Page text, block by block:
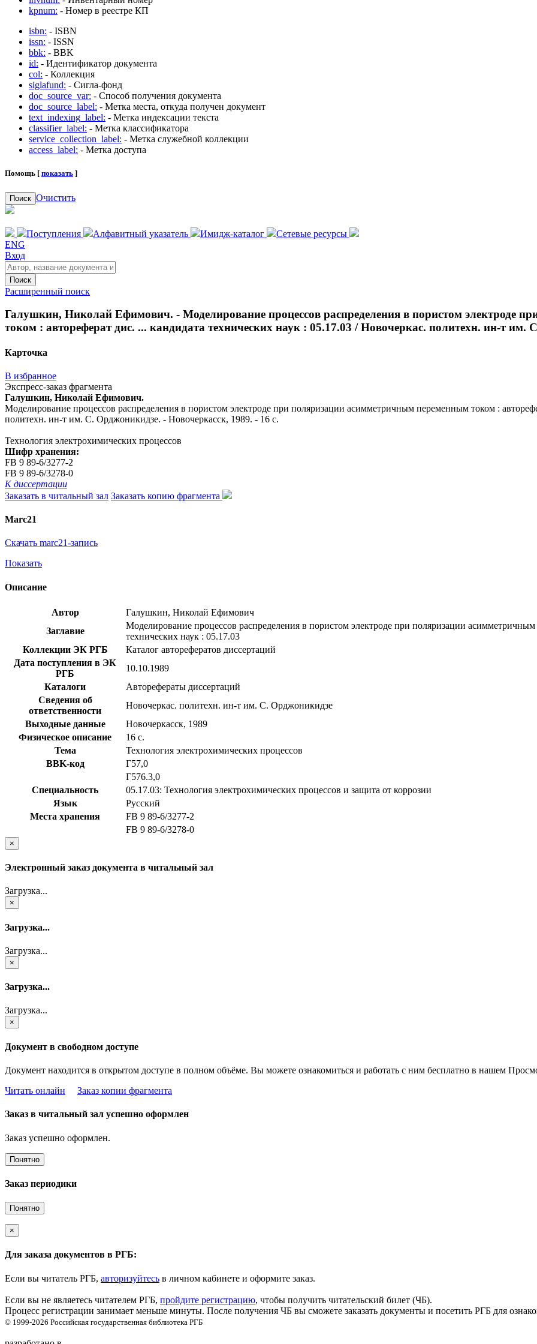
kpnum: - Номер в реестре КП
isbn: - ISBN
issn: - ISSN
bbk: - BBK
id: - Идентификатор документа
col: - Коллекция
siglafund: - Сигла-фонд
doc_source_var: - Способ получения документа
doc_source_label: - Метка места, откуда получен документ
text_indexing_label: - Метка индексации текста
classifier_label: - Метка классификатора
service_collection_label: - Метка служебной коллекции
access_label: - Метка доступа
Помощь [ показать ]
Поиск Очистить
Поступления Алфавитный указатель Имидж-каталог
Сетевые ресурсы
ENG
Вход
Поиск
Расширенный поиск
Галушкин, Николай Ефимович. - Моделирование процессов распределения в пористом электроде
током : автореферат дис. ... кандидата технических наук : 05.17.03 / Новочеркас. политехн. ин-т
Карточка
В избранное
Экспресс-заказ фрагмента
Галушкин, Николай Ефимович.
Моделирование процессов распределения в пористом электроде при поляризации асимметричным переменным током :
политехн. ин-т им. С. Орджоникидзе. - Новочеркасск, 1989. - 16 с.
Технология электрохимических процессов
Шифр хранения:
FB 9 89-6/3277-2
FB 9 89-6/3278-0
К диссертации
Заказать в читальный зал Заказать копию фрагмента
Marc21
Скачать marc21-запись
Показать
Описание
Автор
Галушкин, Николай Ефимович
Заглавие
Моделирование процессов распределения в пористом электроде при поляризации
технических наук : 05.17.03
Коллекции ЭК РГБ
Каталог авторефератов диссертаций
Дата поступления в ЭК
РГБ
10.10.1989
Каталоги
Авторефераты диссертаций
Сведения об
ответственности
Новочеркас. политехн. ин-т им. С. Орджоникидзе
Выходные данные
Новочеркасск, 1989
Физическое описание
16 с.
Тема
Технология электрохимических процессов
BBK-код
Г57,0
Г576.3,0
Специальность
05.17.03: Технология электрохимических процессов и защита от коррозии
Язык
Русский
Места хранения
FB 9 89-6/3277-2
FB 9 89-6/3278-0
×
Электронный заказ документа в читальный зал
Загрузка...
×
Загрузка...
Загрузка...
×
Загрузка...
Загрузка...
×
Документ в свободном доступе
Документ находится в открытом доступе в полном объёме. Вы можете ознакомиться и работать с ним бесплатно в нашем
Читать онлайн
Заказ копии фрагмента
Заказ в читальный зал успешно оформлен
Заказ успешно оформлен.
Понятно
Заказ периодики
Понятно
×
Для заказа документов в РГБ:
Если вы читатель РГБ, авторизуйтесь в личном кабинете и оформите заказ.
Если вы не являетесь читателем РГБ, пройдите регистрацию, чтобы получить читательский билет (ЧБ).
Процесс регистрации занимает меньше минуты. После получения ЧБ вы сможете заказать документы и посетить РГБ для
© 1999-2026 Российская государственная библиотека РГБ